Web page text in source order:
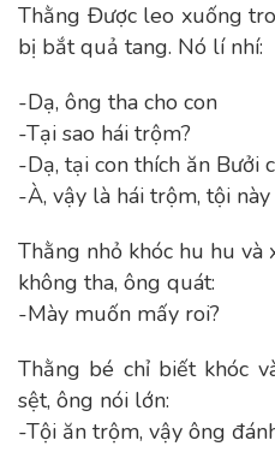
Thằng Được leo xuống
bị bắt quả tang. Nó lí nhí:
-Dạ, ông tha cho con
-Tại sao hái trộm?
-Dạ, tại con thích ăn Bưởi
-À, vậy là hái trộm, tội
Thằng nhỏ khóc hu hu và
không tha, ông quát:
-Mày muốn mấy roi?
Thằng bé chỉ biết khóc
sệt, ông nói lớn:
-Tội ăn trộm, vậy ông